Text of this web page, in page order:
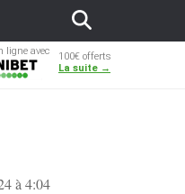
ligne avec
100€ offerts
La suite →
à 4:04